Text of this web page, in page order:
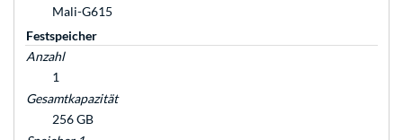
Mali-G615
Festspeicher
Anzahl
1
Gesamtkapazität
256 GB